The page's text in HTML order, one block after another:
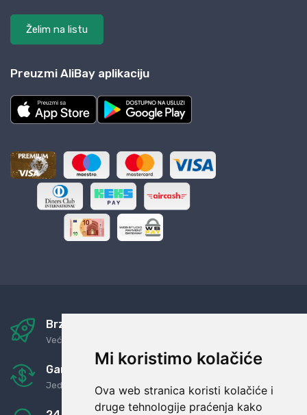
Mi koristimo kolačiće
Ova web stranica koristi kolačiće i
druge tehnologije praćenja kako
Želim na listu
Preuzmi AliBay aplikaciju
Brza i sigurna dostava
Već za nekoliko dana kod vas
Garancija u povrat novaca
Jednostavno pravilo: Roba za novac